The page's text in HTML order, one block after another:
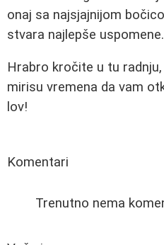
onaj sa najsjajnijom
stvara najlepše uspomene.
Hrabro kročite u tu
mirisu vremena da vam
lov!
Komentari
Trenutno nema